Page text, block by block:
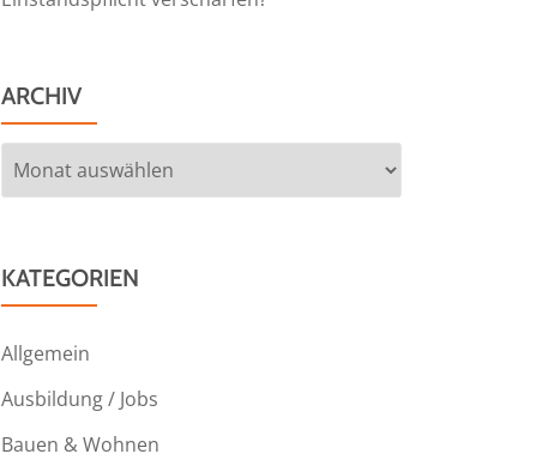
ARCHIV
Archiv
KATEGORIEN
Allgemein
Ausbildung / Jobs
Bauen & Wohnen